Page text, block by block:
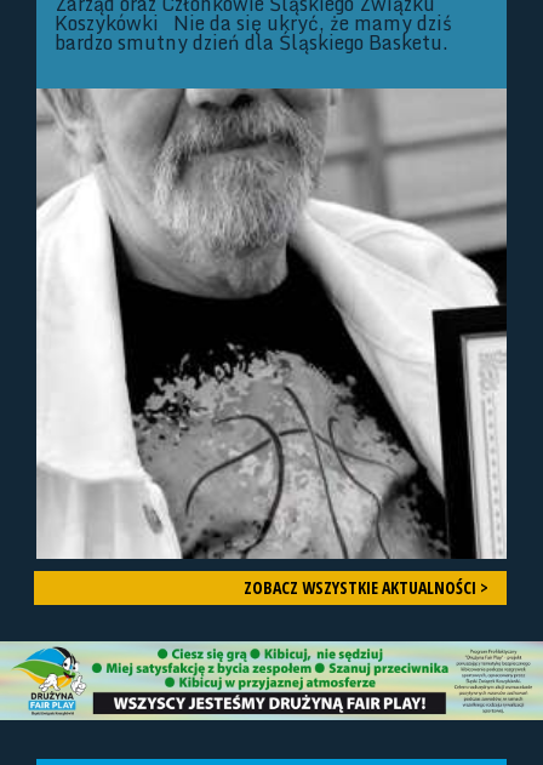
Koszykówki Nie da się ukryć, że mamy dziś
bardzo smutny dzień dla Śląskiego Basketu.
ZOBACZ WSZYSTKIE AKTUALNOŚCI >